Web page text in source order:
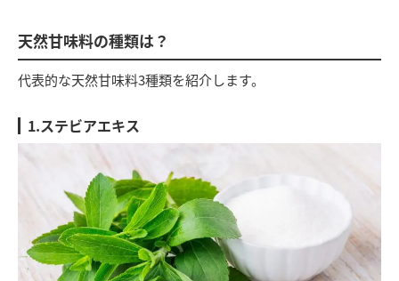
天然甘味料の種類は？
代表的な天然甘味料3種類を紹介します。
1.ステビアエキス